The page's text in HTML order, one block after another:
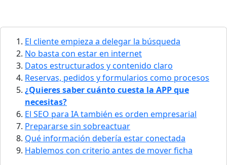
El cliente empieza a delegar la búsqueda
No basta con estar en internet
Datos estructurados y contenido claro
Reservas, pedidos y formularios como procesos
¿Quieres saber cuánto cuesta la APP que
necesitas?
El SEO para IA también es orden empresarial
Prepararse sin sobreactuar
Qué información debería estar conectada
Hablemos con criterio antes de mover ficha